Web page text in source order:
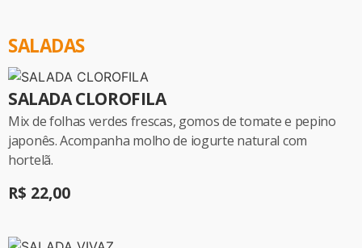
SALADAS
SALADA CLOROFILA
Mix de folhas verdes frescas, gomos de tomate e pepino
japonês. Acompanha molho de iogurte natural com
hortelã.
R$ 22,00